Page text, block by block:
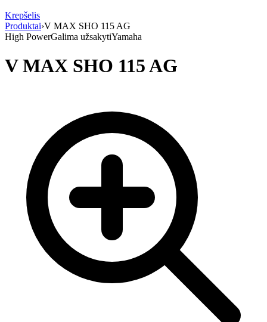
Krepšelis
Produktai›V MAX SHO 115 AG
High PowerGalima užsakytiYamaha
V MAX SHO 115 AG